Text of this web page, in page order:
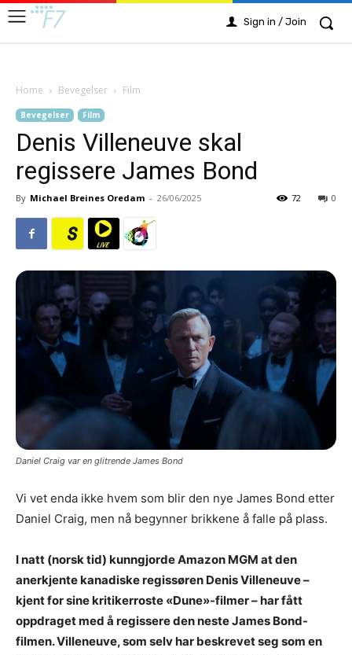
Sign in / Join
Home Bevegelser Film
Bevegelser Film
Denis Villeneuve skal
regissere James Bond
By Michael Breines Oredam - 26/06/2025 0
72
Daniel Craig var en glitrende James Bond
Vi vet enda ikke hvem som blir den nye James Bond etter
Daniel Craig, men nå begynner brikkene å falle på plass.
I natt (norsk tid) kunngjorde Amazon MGM at den
anerkjente kanadiske regissøren Denis Villeneuve –
kjent for sine kritikerroste «Dune»-filmer – har fått
oppdraget med å regissere den neste James Bond-
filmen. Villeneuve, som selv har beskrevet seg som en